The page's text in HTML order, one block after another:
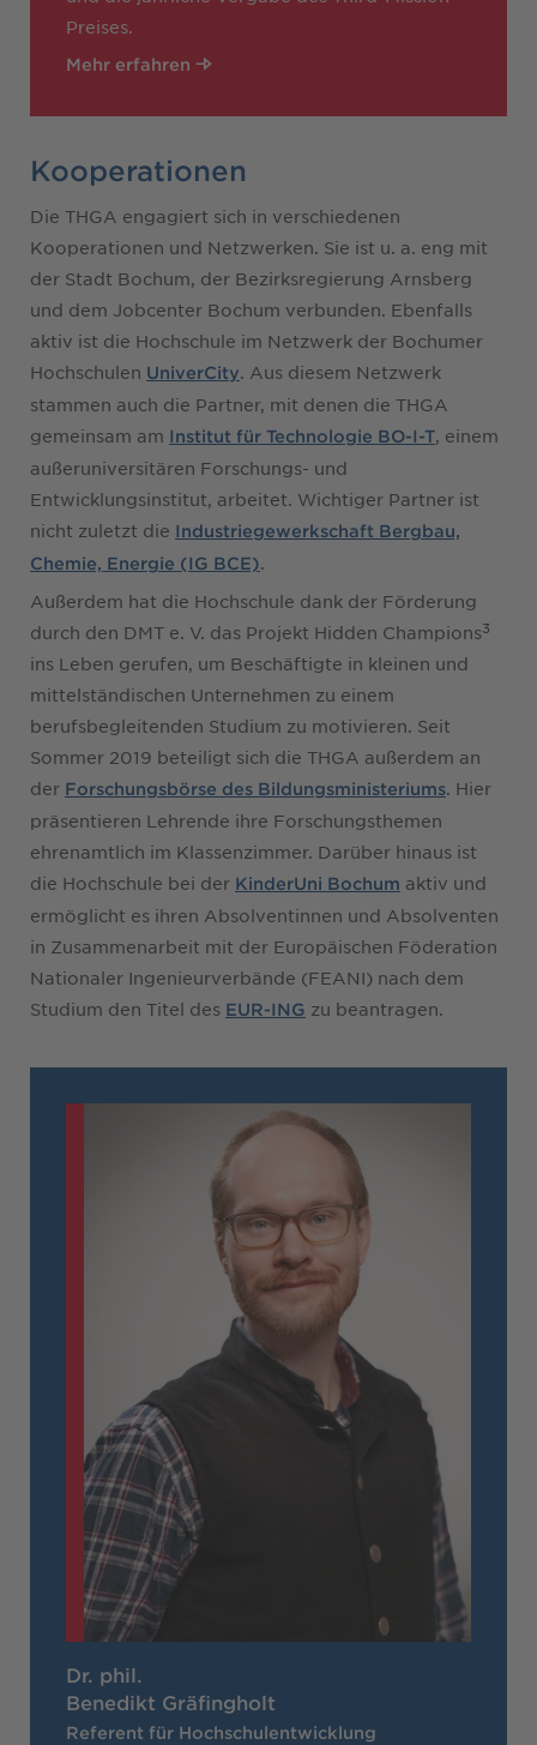
Preises.
Mehr erfahren
Kooperationen
Die THGA engagiert sich in verschiedenen
Kooperationen und Netzwerken. Sie ist u. a. eng mit
der Stadt Bochum, der Bezirksregierung Arnsberg
und dem Jobcenter Bochum verbunden. Ebenfalls
aktiv ist die Hochschule im Netzwerk der Bochumer
Hochschulen UniverCity. Aus diesem Netzwerk
stammen auch die Partner, mit denen die THGA
gemeinsam am Institut für Technologie BO-I-T, einem
außeruniversitären Forschungs- und
Entwicklungsinstitut, arbeitet. Wichtiger Partner ist
nicht zuletzt die Industriegewerkschaft Bergbau,
Chemie, Energie (IG BCE).
Außerdem hat die Hochschule dank der Förderung
durch den DMT e. V. das Projekt Hidden Champions3
ins Leben gerufen, um Beschäftigte in kleinen und
mittelständischen Unternehmen zu einem
berufsbegleitenden Studium zu motivieren. Seit
Sommer 2019 beteiligt sich die THGA außerdem an
der Forschungsbörse des Bildungsministeriums. Hier
präsentieren Lehrende ihre Forschungsthemen
ehrenamtlich im Klassenzimmer. Darüber hinaus ist
die Hochschule bei der KinderUni Bochum aktiv und
ermöglicht es ihren Absolventinnen und Absolventen
in Zusammenarbeit mit der Europäischen Föderation
Nationaler Ingenieurverbände (FEANI) nach dem
Studium den Titel des EUR-ING zu beantragen.
Dr. phil.
Benedikt Gräfingholt
Referent für Hochschulentwicklung